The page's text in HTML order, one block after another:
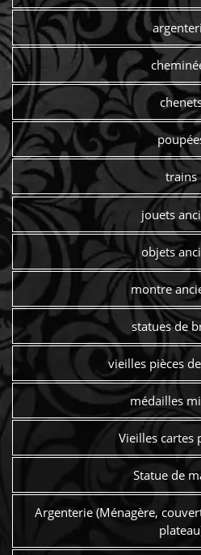
trains
jouets
objets
montre
statues de
vieilles pièces
médailles
Vieilles cartes
Statue de
Argenterie (Ménagère,